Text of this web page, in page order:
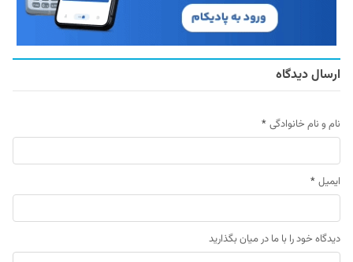
ارسال دیدگاه
نام و نام خانوادگی *
ایمیل *
دیدگاه خود را با ما در میان بگذارید